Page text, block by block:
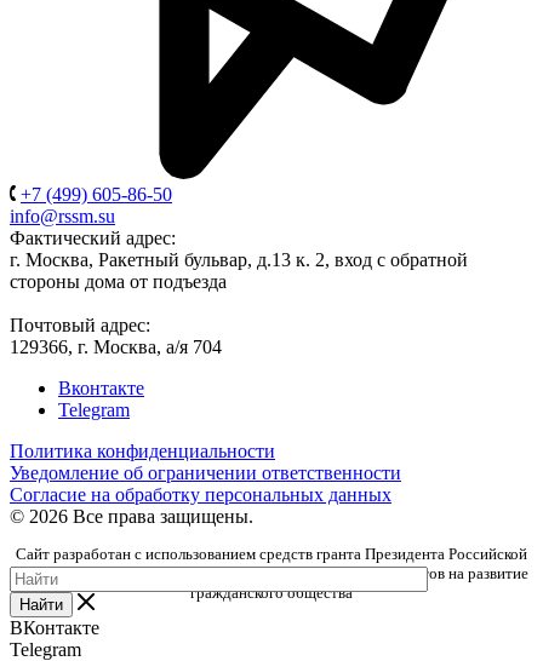
+7 (499) 605-86-50
info@rssm.su
Фактический адрес:
г. Москва, Ракетный бульвар, д.13 к. 2, вход с обратной
стороны дома от подъезда
Почтовый адрес:
129366, г. Москва, а/я 704
Вконтакте
Telegram
Политика конфиденциальности
Уведомление об ограничении ответственности
Согласие на обработку персональных данных
© 2026 Все права защищены.
Сайт разработан с использованием средств гранта Президента Российской
Федерации, предоставленного Фондом президентских грантов на развитие
гражданского общества
Найти
ВКонтакте
Telegram